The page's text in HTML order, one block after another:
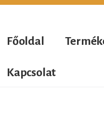
Főoldal
Kapcsolat